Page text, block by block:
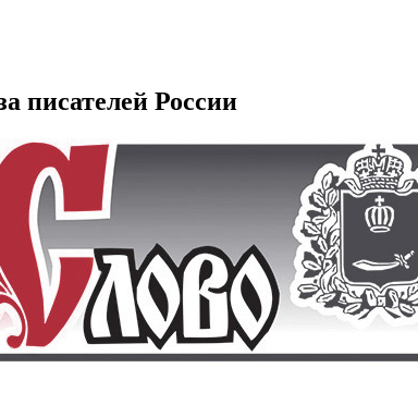
писателей России